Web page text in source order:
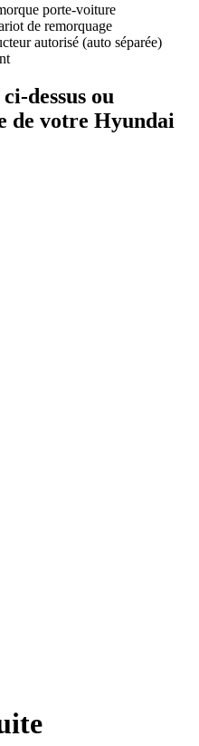
porte-voiture
de remorquage
autorisé (auto séparée)
dessus ou
de votre Hyundai